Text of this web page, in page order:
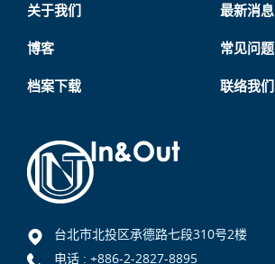
关于我们 最新消息
博客 常见问题
档案下载 联络我们
台北市北投区承德路七段310号2楼
电话 : +886-2-2827-8895